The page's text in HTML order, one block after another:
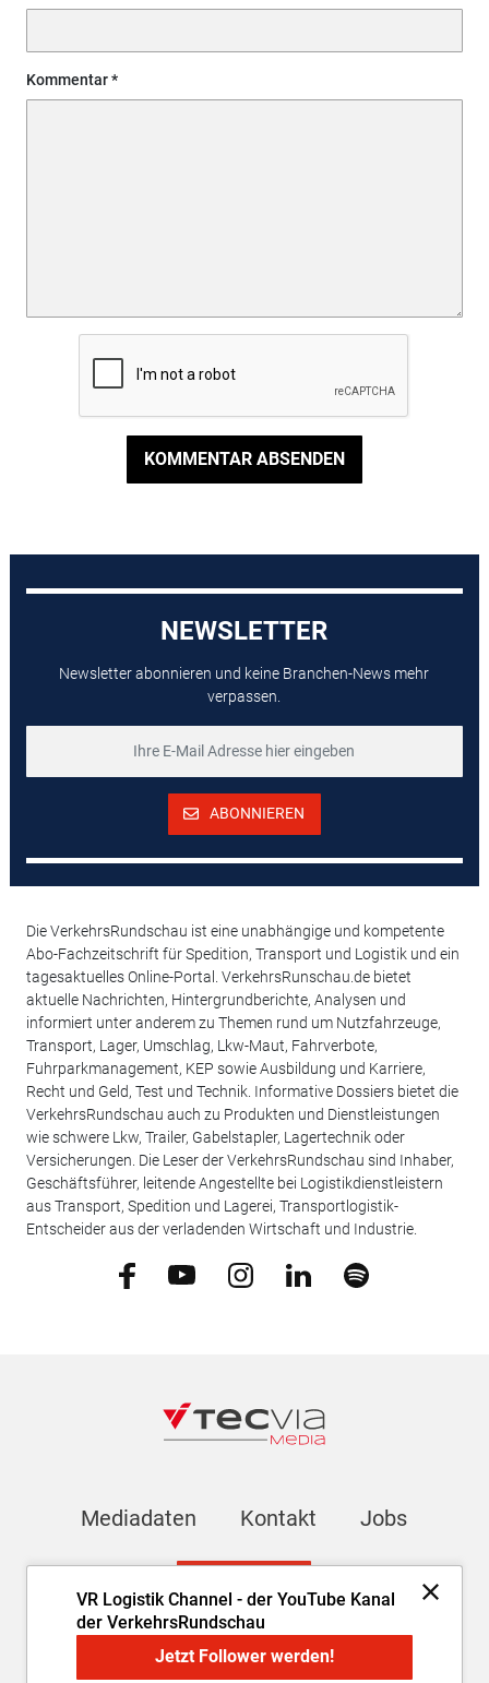
Kommentar
KOMMENTAR ABSENDEN
VR Logistik Channel - der YouTube Kanal
der VerkehrsRundschau
Jetzt Follower werden!
NEWSLETTER
Newsletter abonnieren und keine Branchen-News mehr
verpassen.
ABONNIEREN
Die VerkehrsRundschau ist eine unabhängige und kompetente
Abo-Fachzeitschrift für Spedition, Transport und Logistik und ein
tagesaktuelles Online-Portal. VerkehrsRunschau.de bietet
aktuelle Nachrichten, Hintergrundberichte, Analysen und
informiert unter anderem zu Themen rund um Nutzfahrzeuge,
Transport, Lager, Umschlag, Lkw-Maut, Fahrverbote,
Fuhrparkmanagement, KEP sowie Ausbildung und Karriere,
Recht und Geld, Test und Technik. Informative Dossiers bietet die
VerkehrsRundschau auch zu Produkten und Dienstleistungen
wie schwere Lkw, Trailer, Gabelstapler, Lagertechnik oder
Versicherungen. Die Leser der VerkehrsRundschau sind Inhaber,
Geschäftsführer, leitende Angestellte bei Logistikdienstleistern
aus Transport, Spedition und Lagerei, Transportlogistik-
Entscheider aus der verladenden Wirtschaft und Industrie.
Mediadaten Kontakt Jobs
AGB Datenschutz Cookie-Einstellungen